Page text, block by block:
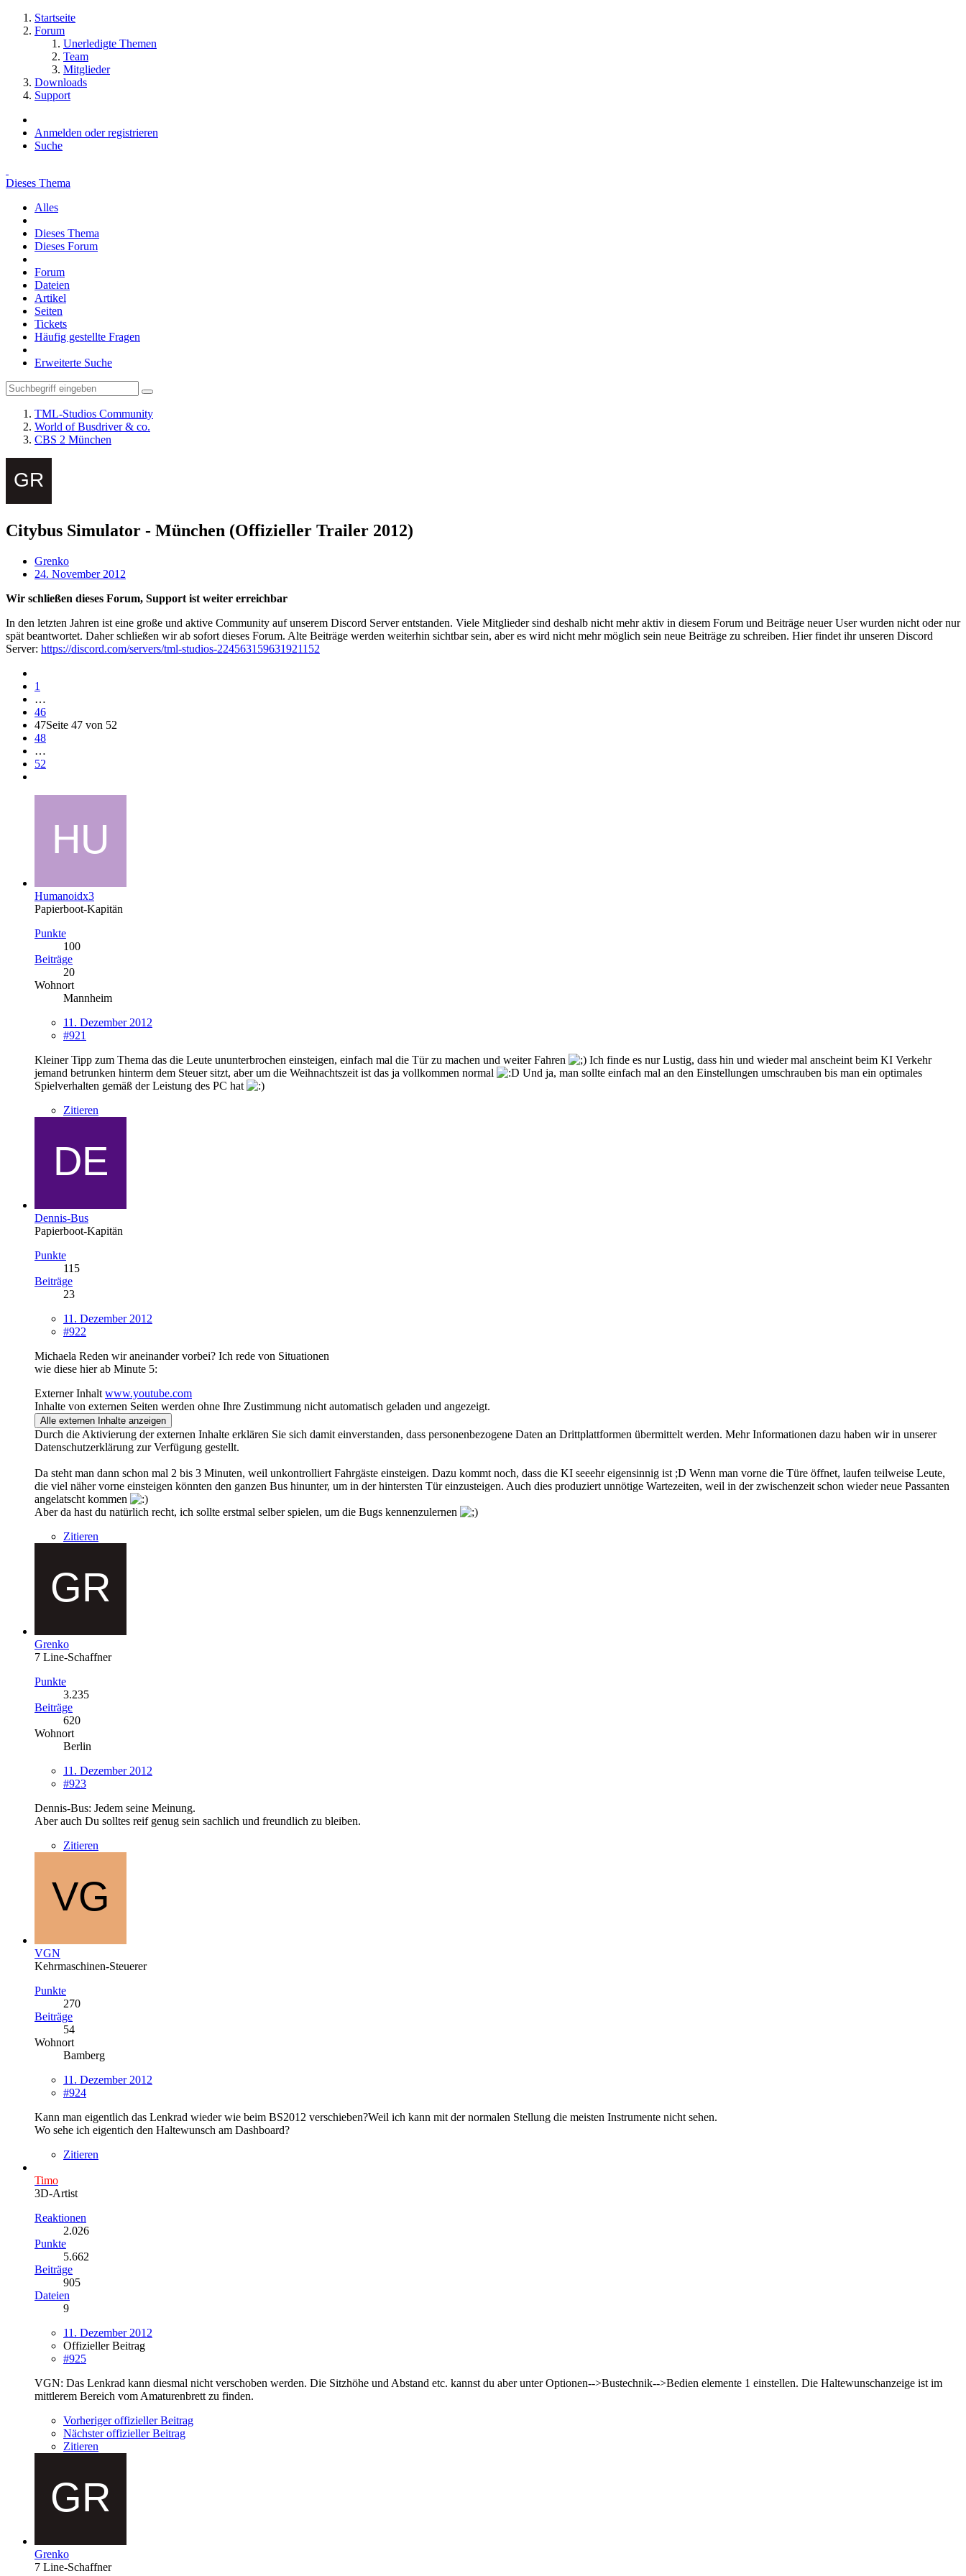
Startseite
Forum
Unerledigte Themen
Team
Mitglieder
Downloads
Support
Anmelden oder registrieren
Suche
Dieses Thema
Alles
Dieses Thema
Dieses Forum
Forum
Dateien
Artikel
Seiten
Tickets
Häufig gestellte Fragen
Erweiterte Suche
TML-Studios Community
World of Busdriver & co.
CBS 2 München
Citybus Simulator - München (Offizieller Trailer 2012)
Grenko
24. November 2012
Wir schließen dieses Forum, Support ist weiter erreichbar
In den letzten Jahren ist eine große und aktive Community auf unserem Discord Server entstanden. Viele Mitglieder sind deshalb nicht mehr aktiv in diesem Forum und Beiträge neuer User wurden nicht oder nur
spät beantwortet. Daher schließen wir ab sofort dieses Forum. Alte Beiträge werden weiterhin sichtbar sein, aber es wird nicht mehr möglich sein neue Beiträge zu schreiben. Hier findet ihr unseren Discord
Server: https://discord.com/servers/tml-studios-224563159631921152
1
…
46
47Seite 47 von 52
48
…
52
Humanoidx3
Papierboot-Kapitän
Punkte
100
Beiträge
20
Wohnort
Mannheim
11. Dezember 2012
#921
Kleiner Tipp zum Thema das die Leute ununterbrochen einsteigen, einfach mal die Tür zu machen und weiter Fahren
Ich finde es nur Lustig, dass hin und wieder mal anscheint beim KI Verkehr
jemand betrunken hinterm dem Steuer sitzt, aber um die Weihnachtszeit ist das ja vollkommen normal
Und ja, man sollte einfach mal an den Einstellungen umschrauben bis man ein optimales
Spielverhalten gemäß der Leistung des PC hat
Zitieren
Dennis-Bus
Papierboot-Kapitän
Punkte
115
Beiträge
23
11. Dezember 2012
#922
Michaela Reden wir aneinander vorbei? Ich rede von Situationen
wie diese hier ab Minute 5:
Externer Inhalt www.youtube.com
Inhalte von externen Seiten werden ohne Ihre Zustimmung nicht automatisch geladen und angezeigt.
Alle externen Inhalte anzeigen
Durch die Aktivierung der externen Inhalte erklären Sie sich damit einverstanden, dass personenbezogene Daten an Drittplattformen übermittelt werden. Mehr Informationen dazu haben wir in unserer
Datenschutzerklärung zur Verfügung gestellt.
Da steht man dann schon mal 2 bis 3 Minuten, weil unkontrolliert Fahrgäste einsteigen. Dazu kommt noch, dass die KI seeehr eigensinnig ist ;D Wenn man vorne die Türe öffnet, laufen teilweise Leute,
die viel näher vorne einsteigen könnten den ganzen Bus hinunter, um in der hintersten Tür einzusteigen. Auch dies produziert unnötige Wartezeiten, weil in der zwischenzeit schon wieder neue Passanten
angelatscht kommen
Aber da hast du natürlich recht, ich sollte erstmal selber spielen, um die Bugs kennenzulernen
Zitieren
Grenko
7 Line-Schaffner
Punkte
3.235
Beiträge
620
Wohnort
Berlin
11. Dezember 2012
#923
Dennis-Bus: Jedem seine Meinung.
Aber auch Du solltes reif genug sein sachlich und freundlich zu bleiben.
Zitieren
VGN
Kehrmaschinen-Steuerer
Punkte
270
Beiträge
54
Wohnort
Bamberg
11. Dezember 2012
#924
Kann man eigentlich das Lenkrad wieder wie beim BS2012 verschieben?Weil ich kann mit der normalen Stellung die meisten Instrumente nicht sehen.
Wo sehe ich eigentich den Haltewunsch am Dashboard?
Zitieren
Timo
3D-Artist
Reaktionen
2.026
Punkte
5.662
Beiträge
905
Dateien
9
11. Dezember 2012
Offizieller Beitrag
#925
VGN: Das Lenkrad kann diesmal nicht verschoben werden. Die Sitzhöhe und Abstand etc. kannst du aber unter Optionen-->Bustechnik-->Bedien elemente 1 einstellen. Die Haltewunschanzeige ist im
mittlerem Bereich vom Amaturenbrett zu finden.
Vorheriger offizieller Beitrag
Nächster offizieller Beitrag
Zitieren
Grenko
7 Line-Schaffner